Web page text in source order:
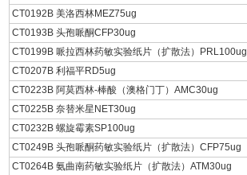
CT0192B 美洛西林MEZ75ug
CT0193B 头孢哌酮CFP30ug
CT0199B 哌拉西林药敏实验纸片（扩散法）PRL100ug
CT0207B 利福平RD5ug
CT0223B 阿莫西林-棒酸（澳格门丁）AMC30ug
CT0225B 奈替米星NET30ug
CT0232B 螺旋霉素SP100ug
CT0249B 头孢哌酮药敏实验纸片（扩散法）CFP75ug
CT0264B 氨曲南药敏实验纸片（扩散法）ATM30ug